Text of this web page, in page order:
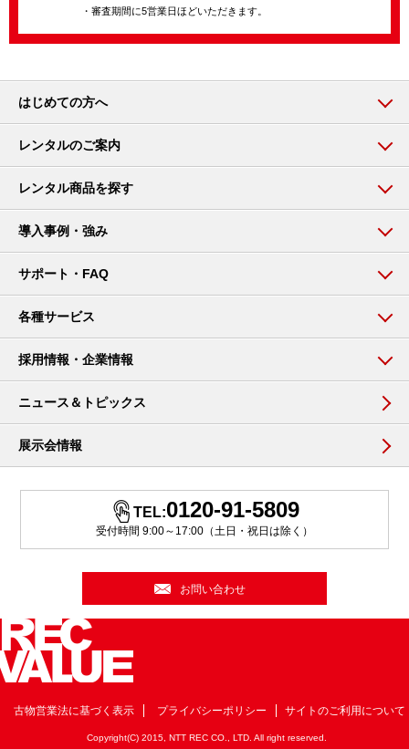
・審査期間に5営業日ほどいただきます。
はじめての方へ
レンタルのご案内
レンタル商品を探す
導入事例・強み
サポート・FAQ
各種サービス
採用情報・企業情報
ニュース＆トピックス
展示会情報
TEL:0120-91-5809
受付時間 9:00～17:00（土日・祝日は除く）
お問い合わせ
古物営業法に基づく表示 プライバシーポリシー サイトのご利用について
Copyright(C) 2015, NTT REC CO., LTD. All right reserved.